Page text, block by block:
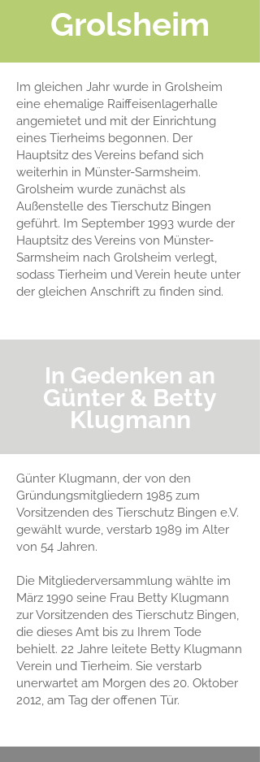
Grolsheim
Im gleichen Jahr wurde in Grolsheim
eine ehemalige Raiffeisenlagerhalle
angemietet und mit der Einrichtung
eines Tierheims begonnen. Der
Hauptsitz des Vereins befand sich
weiterhin in Münster-Sarmsheim.
Grolsheim wurde zunächst als
Außenstelle des Tierschutz Bingen
geführt. Im September 1993 wurde der
Hauptsitz des Vereins von Münster-
Sarmsheim nach Grolsheim verlegt,
sodass Tierheim und Verein heute unter
der gleichen Anschrift zu finden sind.
In Gedenken an
Günter & Betty
Klugmann
Günter Klugmann, der von den
Gründungsmitgliedern 1985 zum
Vorsitzenden des Tierschutz Bingen e.V.
gewählt wurde, verstarb 1989 im Alter
von 54 Jahren.
Die Mitgliederversammlung wählte im
März 1990 seine Frau Betty Klugmann
zur Vorsitzenden des Tierschutz Bingen,
die dieses Amt bis zu Ihrem Tode
behielt. 22 Jahre leitete Betty Klugmann
Verein und Tierheim. Sie verstarb
unerwartet am Morgen des 20. Oktober
2012, am Tag der offenen Tür.